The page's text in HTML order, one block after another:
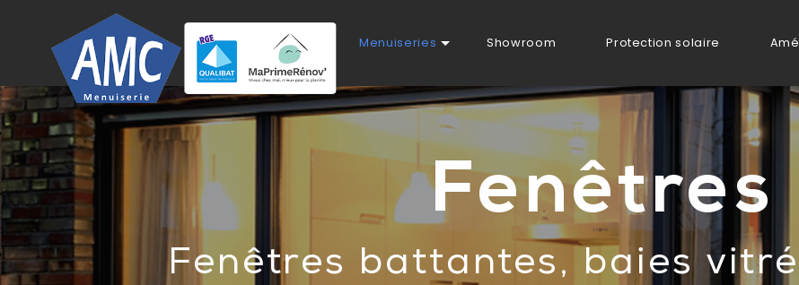
Accueil Menuiseries Showroom Protection solaire
Fenêtres
Fenêtres battantes, baies